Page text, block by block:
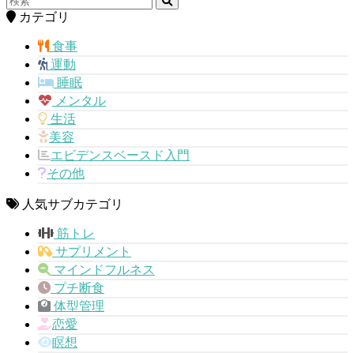
カテゴリ
食事
運動
睡眠
メンタル
生活
美容
エビデンスベースド入門
その他
人気サブカテゴリ
筋トレ
サプリメント
マインドフルネス
プチ断食
体型管理
恋愛
瞑想